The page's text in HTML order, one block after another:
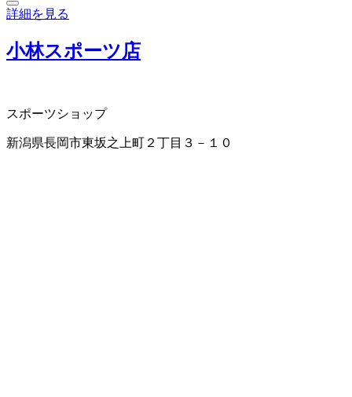
詳細を見る
小林スポーツ店
スポーツショップ
新潟県長岡市東坂之上町２丁目３－１０